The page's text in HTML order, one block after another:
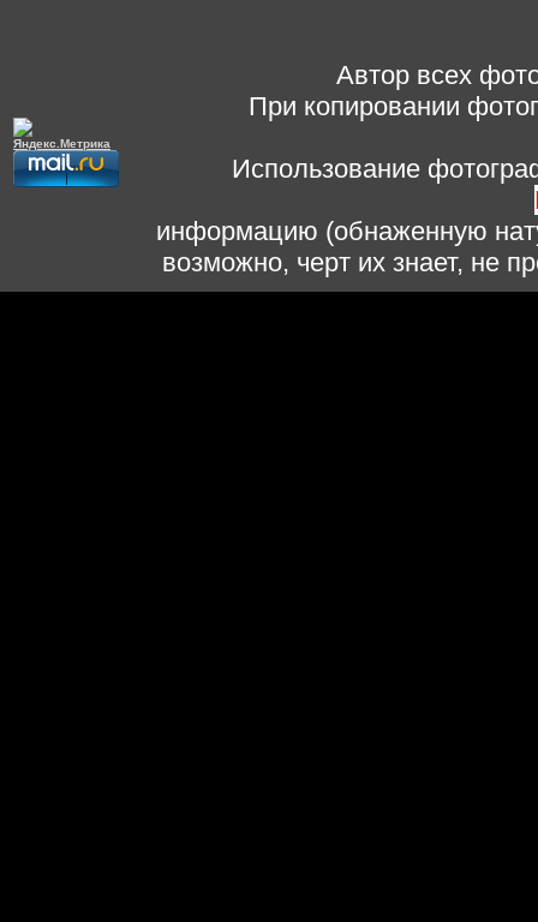
Автор всех
При копировании
Использование
информацию (обнаженную
возможно, черт их знает, не